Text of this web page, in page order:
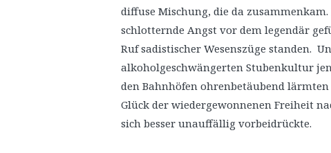
diffuse Mischung, die da
schlotternde Angst vor dem legendär
Ruf sadistischer Wesenszüge standen.
alkoholgeschwängerten Stubenkultur
den Bahnhöfen ohrenbetäubend
Glück der wiedergewonnenen Freiheit
sich besser unauffällig vorbeidrückte.